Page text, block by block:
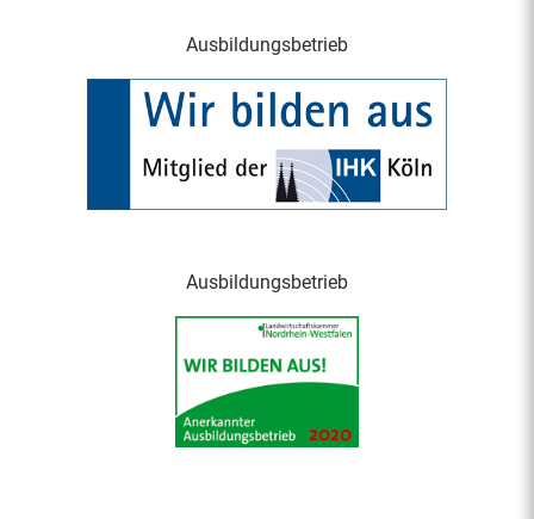
Ausbildungsbetrieb
Ausbildungsbetrieb